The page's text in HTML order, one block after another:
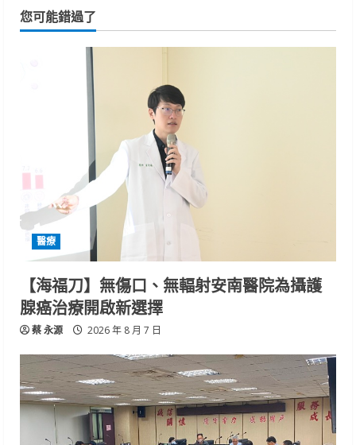
您可能錯過了
醫療
【海福刀】無傷口、無輻射安南醫院為攝護
腺癌治療開啟新選擇
蔡 永源 2026 年 8 月 7 日